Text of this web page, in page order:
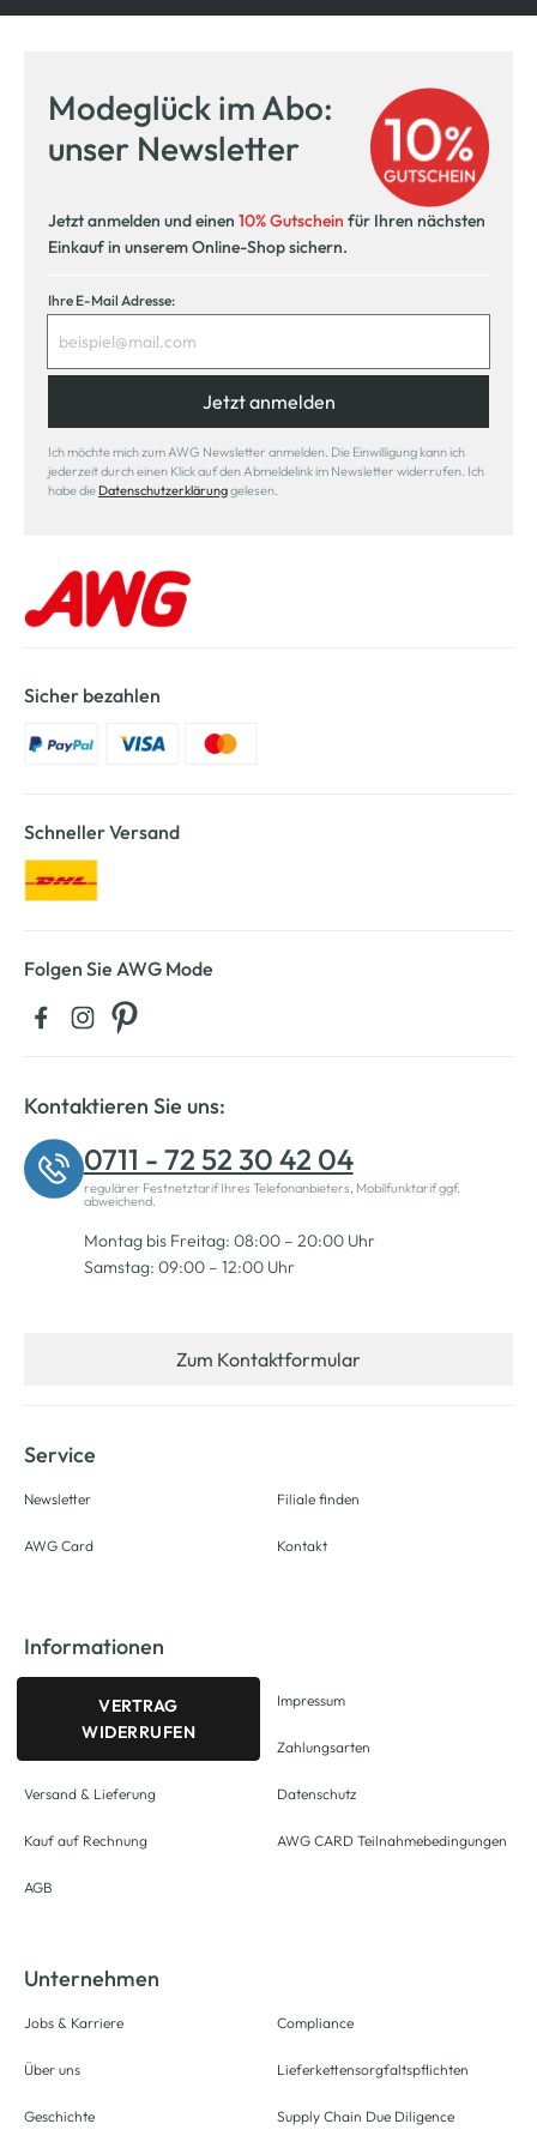
Modeglück im Abo:
unser Newsletter
Jetzt anmelden und einen 10% Gutschein für Ihren nächsten
Einkauf in unserem Online-Shop sichern.
Ihre E-Mail Adresse:
Jetzt anmelden
Ich möchte mich zum AWG Newsletter anmelden. Die Einwilligung kann ich
jederzeit durch einen Klick auf den Abmeldelink im Newsletter widerrufen. Ich
habe die Datenschutzerklärunggelesen.
Sicher bezahlen
Schneller Versand
Folgen Sie AWG Mode
Kontaktieren Sie uns:
0711 - 72 52 30 42 04
regulärer Festnetztarif Ihres Telefonanbieters, Mobilfunktarif ggf.
abweichend.
Montag bis Freitag: 08:00 – 20:00 Uhr
Samstag: 09:00 – 12:00 Uhr
Zum Kontaktformular
Service
Newsletter
AWG Card
Filiale finden
Kontakt
Informationen
VERTRAG
WIDERRUFEN
Versand & Lieferung
Kauf auf Rechnung
AGB
Impressum
Zahlungsarten
Datenschutz
AWG CARD Teilnahmebedingungen
Unternehmen
Jobs & Karriere
Über uns
Geschichte
Compliance
Lieferkettensorgfaltspflichten
Supply Chain Due Diligence